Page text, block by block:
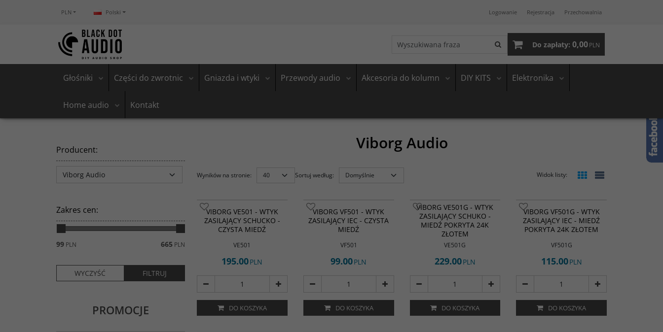
PLN Polski Logowanie Rejestracja Przechowalnia
Do zapłaty: 0,00PLN
Głośniki Części do zwrotnic Gniazda i wtyki Przewody audio Akcesoria do kolumn DIY KITS Elektronika
Home audio Kontakt
Viborg Audio
Wyników na stronie: Sortuj według: Widok listy:
VIBORG VE501 - WTYK
ZASILAJĄCY SCHUCKO -
CZYSTA MIEDŹ
VE501
195.00PLN
DO KOSZYKA
VIBORG VF501 - WTYK
ZASILAJĄCY IEC - CZYSTA
MIEDŹ
VF501
99.00PLN
DO KOSZYKA
VIBORG VE501G - WTYK
ZASILAJĄCY SCHUKO -
MIEDŹ POKRYTA 24K
ZŁOTEM
VE501G
229.00PLN
DO KOSZYKA
VIBORG VF501G - WTYK
ZASILAJĄCY IEC - MIEDŹ
POKRYTA 24K ZŁOTEM
VF501G
115.00PLN
DO KOSZYKA
Producent:
Zakres cen:
99 PLN 665 PLN
PROMOCJE